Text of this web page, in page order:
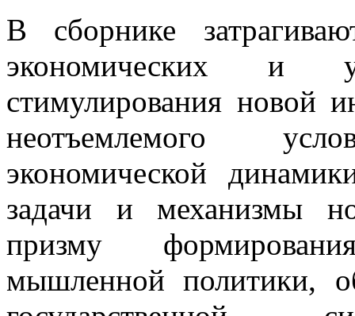
В сборнике
экономических и
стимулирования новой
неотъемлемого
экономической
задачи и механизмы
призму
мышленной политики,